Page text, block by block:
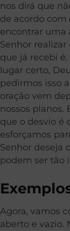
nos dirá que
de acordo com
encontrar uma
Senhor realizar
que já recebi é:
lugar certo,
pedirmos isso
oração vem
nossos planos.
que o desvio é
esforçamos
Senhor deseja
podem ser tão
Agora, vamos
aberto e vazio.